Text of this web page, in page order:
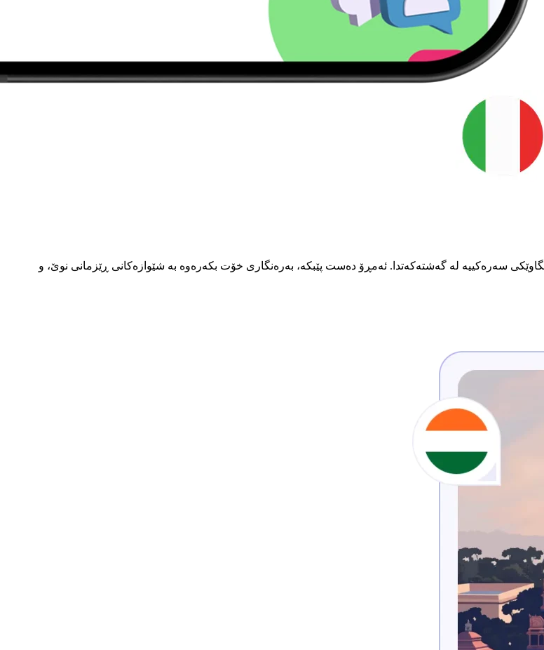
سەرەکییە لە گەشتەکەتدا. ئەمڕۆ دەست پێبکە، بەرەنگاری خۆت بکەرەوە بە شێوازەکانی ڕێزمانی نوێ، و